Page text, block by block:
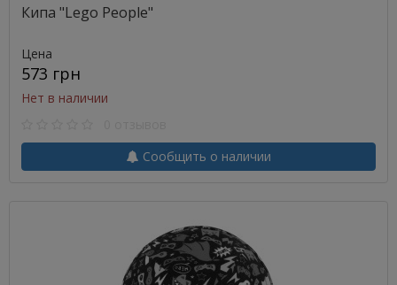
Кипа "Lego People"
Цена
573 грн
Нет в наличии
Сообщить о наличии